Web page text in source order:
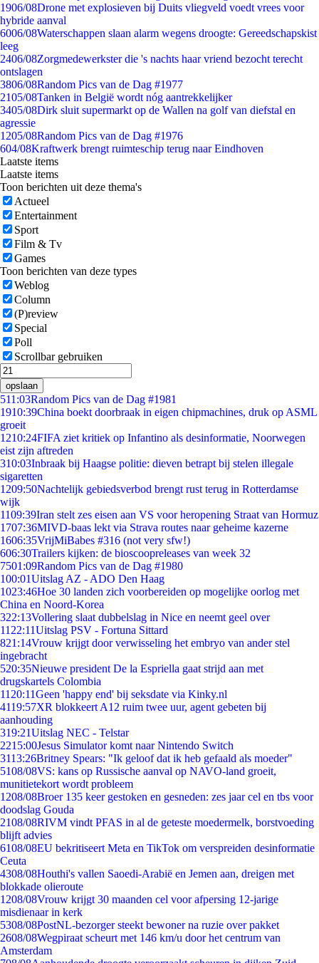
1906/08Drone met explosieven bij Duits vliegveld voedt vrees voor
hybride aanval
6006/08Waterschappen slaan alarm wegens droogte: Gereedschapskist
leeg
2406/08Zorgmedewerkster die 's nachts haar vriend bezocht terecht
ontslagen
3806/08Random Pics van de Dag #1977
2105/08Tanken in België wordt nóg aantrekkelijker
3405/08Dirk sluit supermarkt op de Wallen na golf van diefstal en
agressie
1205/08Random Pics van de Dag #1976
604/08Kraftwerk brengt ruimteschip terug naar Eindhoven
Laatste items
Laatste items
Toon berichten uit deze thema's
Actueel
Entertainment
Sport
Film & Tv
Games
Toon berichten van deze types
Weblog
Column
(P)review
Special
Poll
Scrollbar gebruiken
opslaan
511:03Random Pics van de Dag #1981
1910:39China boekt doorbraak in eigen chipmachines, druk op ASML
groeit
1210:24FIFA ziet kritiek op Infantino als desinformatie, Noorwegen
eist zijn aftreden
310:03Inbraak bij Haagse politie: dieven betrapt bij stelen illegale
sigaretten
1209:50Nachtelijk gebiedsverbod brengt rust terug in Rotterdamse
wijk
1109:39Iran stelt zes eisen aan VS voor heropening Straat van Hormuz
1707:36MIVD-baas lekt via Strava routes naar geheime kazerne
1606:35VrijMiBabes #316 (not very sfw!)
606:30Trailers kijken: de bioscoopreleases van week 32
7501:09Random Pics van de Dag #1980
100:01Uitslag AZ - ADO Den Haag
1023:46Hoe 30 landen zich voorbereiden op mogelijke oorlog met
China en Noord-Korea
322:13Vollering slaat dubbelslag in Nice en neemt geel over
11 22:11Uitslag PSV - Fortuna Sittard
821:14Vrouw krijgt door verwisseling het embryo van ander stel
ingebracht
520:35Nieuwe president De la Espriella gaat strijd aan met
drugskartels Colombia
11 20:11Geen 'happy end' bij seksdate via Kinky.nl
4119:57XR blokkeert A12 ruim twee uur, agent gebeten bij
aanhouding
319:21Uitslag NEC - Telstar
2215:00Jesus Simulator komt naar Nintendo Switch
3113:26Britney Spears: "Ik geloof dat ik heb gefaald als moeder"
5108/08VS: kans op Russische aanval op NAVO-land groeit,
munitietekort wordt probleem
1208/08Broer 135 keer gestoken en gesneden: zes jaar cel en tbs voor
doodslag Gouda
2108/08RIVM vindt PFAS in al de geteste moedermelk, borstvoeding
blijft advies
6108/08EU bekritiseert Meta en TikTok om verspreiden desinformatie
Ceuta
4308/08Houthi's vallen Saoedi-Arabië en Jemen aan, dreigen met
blokkade olieroute
1208/08Vrouw krijgt 30 maanden cel voor afpersing 12-jarige
misdienaar in kerk
5308/08PostNL-bezorger steekt bewoner na ruzie over pakket
2608/08Wegpiraat scheurt met 146 km/u door het centrum van
Amsterdam